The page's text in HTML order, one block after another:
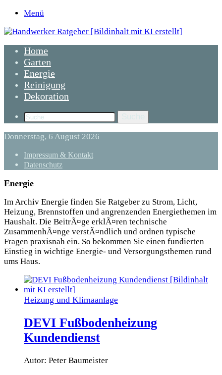
Menü
Home
Garten
Energie
Reinigung
Dekoration
Donnerstag, 6 August 2026
Impressum & Kontakt
Datenschutz
Energie
Im Archiv Energie finden Sie Ratgeber zu Strom, Licht,
Heizung, Brennstoffen und angrenzenden Energiethemen im
Haushalt. Die BeitrÃ¤ge erklÃ¤ren technische
ZusammenhÃ¤nge verstÃ¤ndlich und ordnen typische
Fragen praxisnah ein. So bekommen Sie einen fundierten
Einstieg in wichtige Energie- und Versorgungsthemen rund
ums Haus.
Heizung und Klimaanlage
DEVI Fußbodenheizung
Kundendienst
Autor: Peter Baumeister